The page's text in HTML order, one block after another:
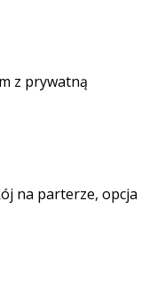
z prywatną
na parterze, opcja